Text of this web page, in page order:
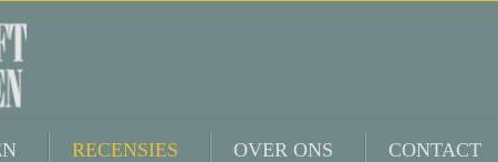
RECENSIES OVER ONS CONTACT